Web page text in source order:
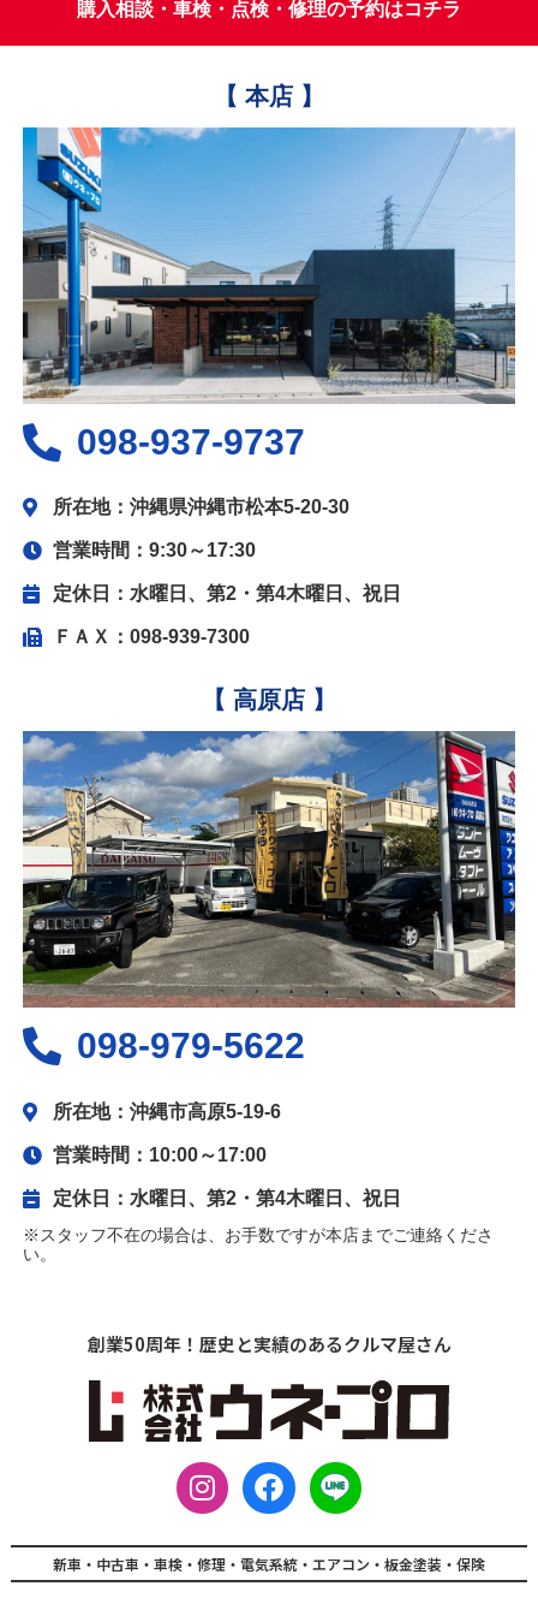
購入相談・車検・点検・修理の予約はコチラ
創業50周年！歴史と実績のあるクルマ屋さん
I
n
t
a
F
a
e
b
L
I
E
L
新車・中古車・車検・修理・電気系統・エアコン・板金塗装・保険
【 本店 】
098-937-9737
所在地：沖縄県沖縄市松本5-20-30
営業時間：9:30～17:30
定休日：水曜日、第2・第4木曜日、祝日
ＦＡＸ：098-939-7300
【 高原店 】
098-979-5622
所在地：沖縄市高原5-19-6
営業時間：10:00～17:00
定休日：水曜日、第2・第4木曜日、祝日
※スタッフ不在の場合は、お手数ですが本店までご連絡くださ
い。